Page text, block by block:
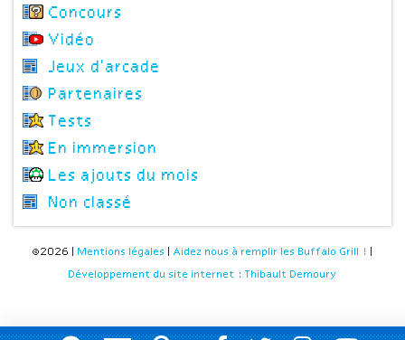
Concours
Vidéo
Jeux d'arcade
Partenaires
Tests
En immersion
Les ajouts du mois
Non classé
©2026 | Mentions légales Aidez nous à remplir les Buffalo Grill !
Développement du site internet : Thibault Demoury